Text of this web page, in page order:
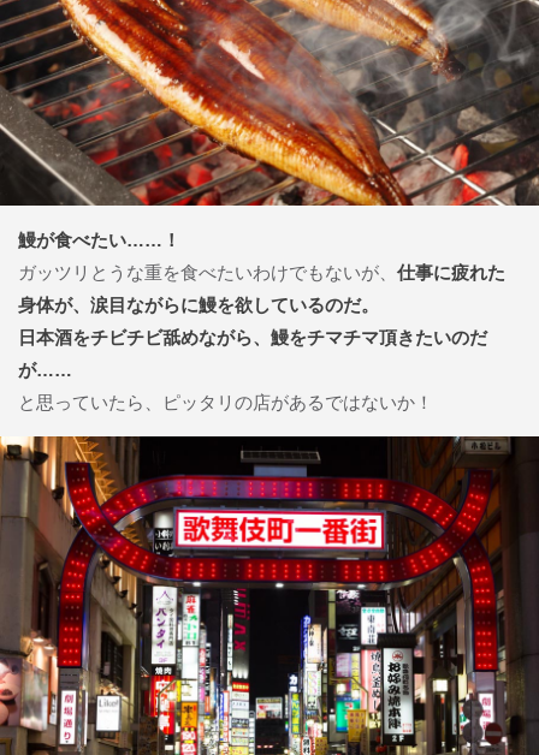
鰻が食べたい……！
ガッツリとうな重を食べたいわけでもないが、 仕事に疲れた
身体が、涙目ながらに鰻を欲しているのだ。
日本酒をチビチビ舐めながら、鰻をチマチマ頂きたいのだ
が……
と思っていたら、ピッタリの店があるではないか！